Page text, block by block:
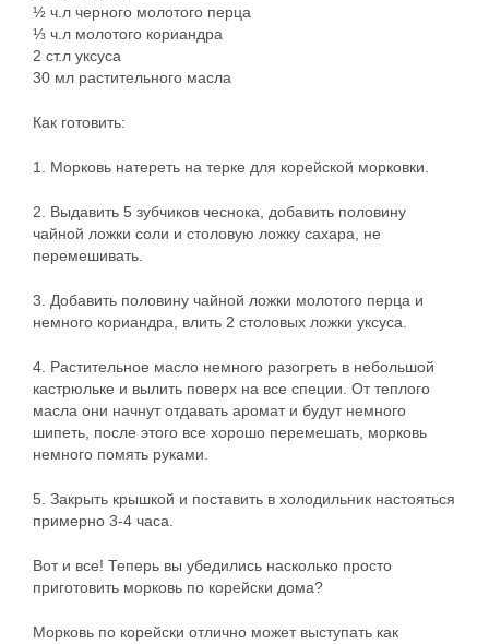
½ ч.л черного молотого перца
⅓ ч.л молотого кориандра
2 ст.л уксуса
30 мл растительного масла
Как готовить:
1. Морковь натереть на терке для корейской морковки.
2. Выдавить 5 зубчиков чеснока, добавить половину
чайной ложки соли и столовую ложку сахара, не
перемешивать.
3. Добавить половину чайной ложки молотого перца и
немного кориандра, влить 2 столовых ложки уксуса.
4. Растительное масло немного разогреть в небольшой
кастрюльке и вылить поверх на все специи. От теплого
масла они начнут отдавать аромат и будут немного
шипеть, после этого все хорошо перемешать, морковь
немного помять руками.
5. Закрыть крышкой и поставить в холодильник настояться
примерно 3-4 часа.
Вот и все! Теперь вы убедились насколько просто
приготовить морковь по корейски дома?
Морковь по корейски отлично может выступать как